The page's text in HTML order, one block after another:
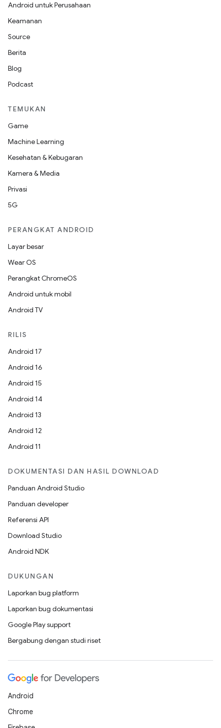
Android untuk Perusahaan
Keamanan
Source
Berita
Blog
Podcast
TEMUKAN
Game
Machine Learning
Kesehatan & Kebugaran
Kamera & Media
Privasi
5G
PERANGKAT ANDROID
Layar besar
Wear OS
Perangkat ChromeOS
Android untuk mobil
Android TV
RILIS
Android 17
Android 16
Android 15
Android 14
Android 13
Android 12
Android 11
DOKUMENTASI DAN HASIL DOWNLOAD
Panduan Android Studio
Panduan developer
Referensi API
Download Studio
Android NDK
DUKUNGAN
Laporkan bug platform
Laporkan bug dokumentasi
Google Play support
Bergabung dengan studi riset
Android
Chrome